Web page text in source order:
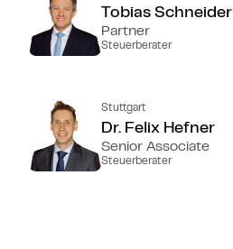
Tobias Schneider
Partner
Steuerberater
Stuttgart
Dr. Felix Hefner
Senior Associate
Steuerberater